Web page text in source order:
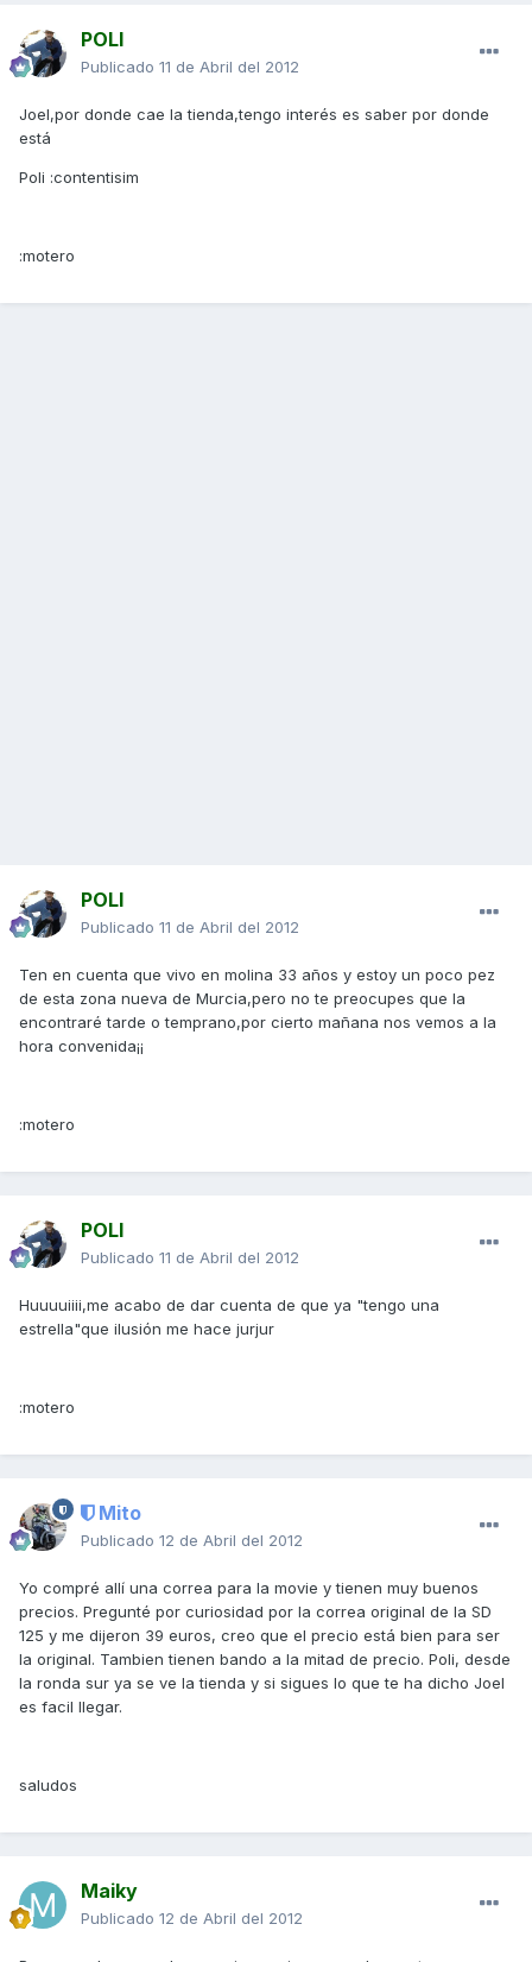
POLI
Publicado 11 de Abril del 2012
Joel,por donde cae la tienda,tengo interés es saber por donde
está
Poli :contentisim
:motero
POLI
Publicado 11 de Abril del 2012
Ten en cuenta que vivo en molina 33 años y estoy un poco pez
de esta zona nueva de Murcia,pero no te preocupes que la
encontraré tarde o temprano,por cierto mañana nos vemos a la
hora convenida¡¡
:motero
POLI
Publicado 11 de Abril del 2012
Huuuuiiii,me acabo de dar cuenta de que ya "tengo una
estrella"que ilusión me hace jurjur
:motero
Mito
Publicado 12 de Abril del 2012
Yo compré allí una correa para la movie y tienen muy buenos
precios. Pregunté por curiosidad por la correa original de la SD
125 y me dijeron 39 euros, creo que el precio está bien para ser
la original. Tambien tienen bando a la mitad de precio. Poli, desde
la ronda sur ya se ve la tienda y si sigues lo que te ha dicho Joel
es facil llegar.
saludos
Maiky
Publicado 12 de Abril del 2012